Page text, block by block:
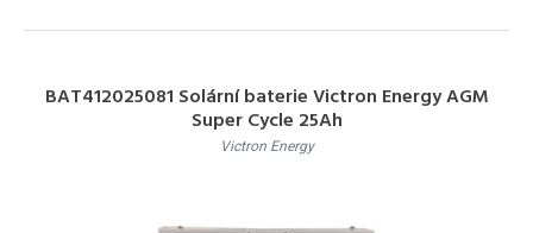
BAT412025081 Solární baterie Victron Energy AGM
Super Cycle 25Ah
Victron Energy